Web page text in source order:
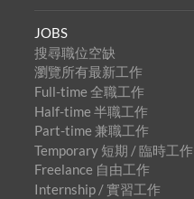
JOBS
搜尋職位空缺
瀏覽所有最新工作
Full-time 全職工作
Half-time 半職工作
Part-time 兼職工作
Temporary 短期 / 臨時工作
Freelance 自由工作
Internship / 實習工作